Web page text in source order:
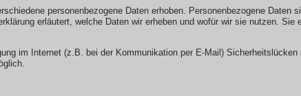
personenbezogene Daten erhoben. Personenbezogene Daten
erläutert, welche Daten wir erheben und wofür wir sie nutzen.
im Internet (z.B. bei der Kommunikation per E-Mail)